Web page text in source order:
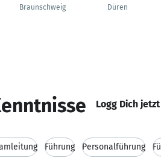
Braunschweig
Düren
Logg Dich
Führung Personalführung